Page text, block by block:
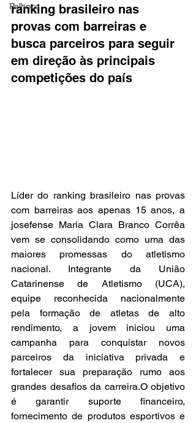
Palhoça
ranking brasileiro nas
provas com barreiras e
busca parceiros para seguir
em direção às principais
competições do país
Líder do ranking brasileiro nas provas
com barreiras aos apenas 15 anos, a
josefense Maria Clara Branco Corrêa
vem se consolidando como uma das
maiores promessas do atletismo
nacional. Integrante da União
Catarinense de Atletismo (UCA),
equipe reconhecida nacionalmente
pela formação de atletas de alto
rendimento, a jovem iniciou uma
campanha para conquistar novos
parceiros da iniciativa privada e
fortalecer sua preparação rumo aos
grandes desafios da carreira.O objetivo
é garantir suporte financeiro,
fornecimento de produtos esportivos e